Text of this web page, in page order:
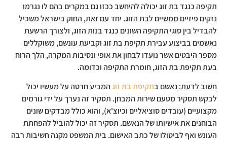
תקיפה כנגד בת זוג יכולה להיחשב ככזו גם במקרים בהם לו נגרמו
נזקים פיזיים ממשיים לבת הזוג. יחד עם זאת, החוק בישראל משכיל
להבדיל בין סוגי התקיפה השונים כנגד בנות הזוג, ולצורך הרשעת
נאשמים בביצוע עבירת תקיפת בת זוג וקביעת עונשם, משוקללים
מספר היבטים אשר נועדו לבחון את אופי ונסיבות המקרה, הלך הרוח
בעת תקיפת בת הזוג, חומרת התקיפה וכדומה.
חשוב לדעת: נאשם בתקיפת בת זוגהמביע חרטה על מעשיו יכול
לבקש תסקיר מטעם שירות המבחן. תסקיר זה נערך על ידי גורמים
מקצועיים (עובדים סוציאליים וכיוצ'א), והוא כולל מבדקים שונים
הבוחנים את אישיותו של הנאשם. תסקיר זה יכול להוביל להפחתת
העונש ואף לביטולו של כתב האישום. בית המשפט מקנה חשיבות רבה